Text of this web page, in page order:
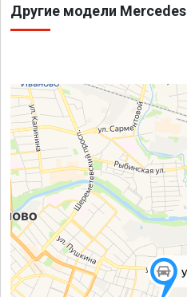
Другие модели Mercedes